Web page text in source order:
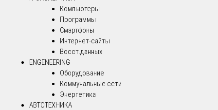
Компьютеры
Программы
Смартфоны
Интернет-сайты
Восст.данных
ENGENEERING
Оборудование
Коммунальные сети
Энергетика
АВТОТЕХНИКА